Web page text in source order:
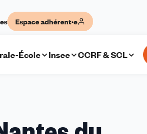
Espace adhérent·e
École Insee CCRF & SCL